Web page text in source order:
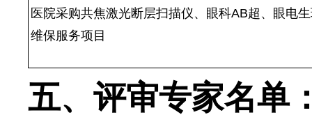
医院采购共焦激光断层扫描仪、眼科AB超、眼电
维保服务项目
五、评审专家名单